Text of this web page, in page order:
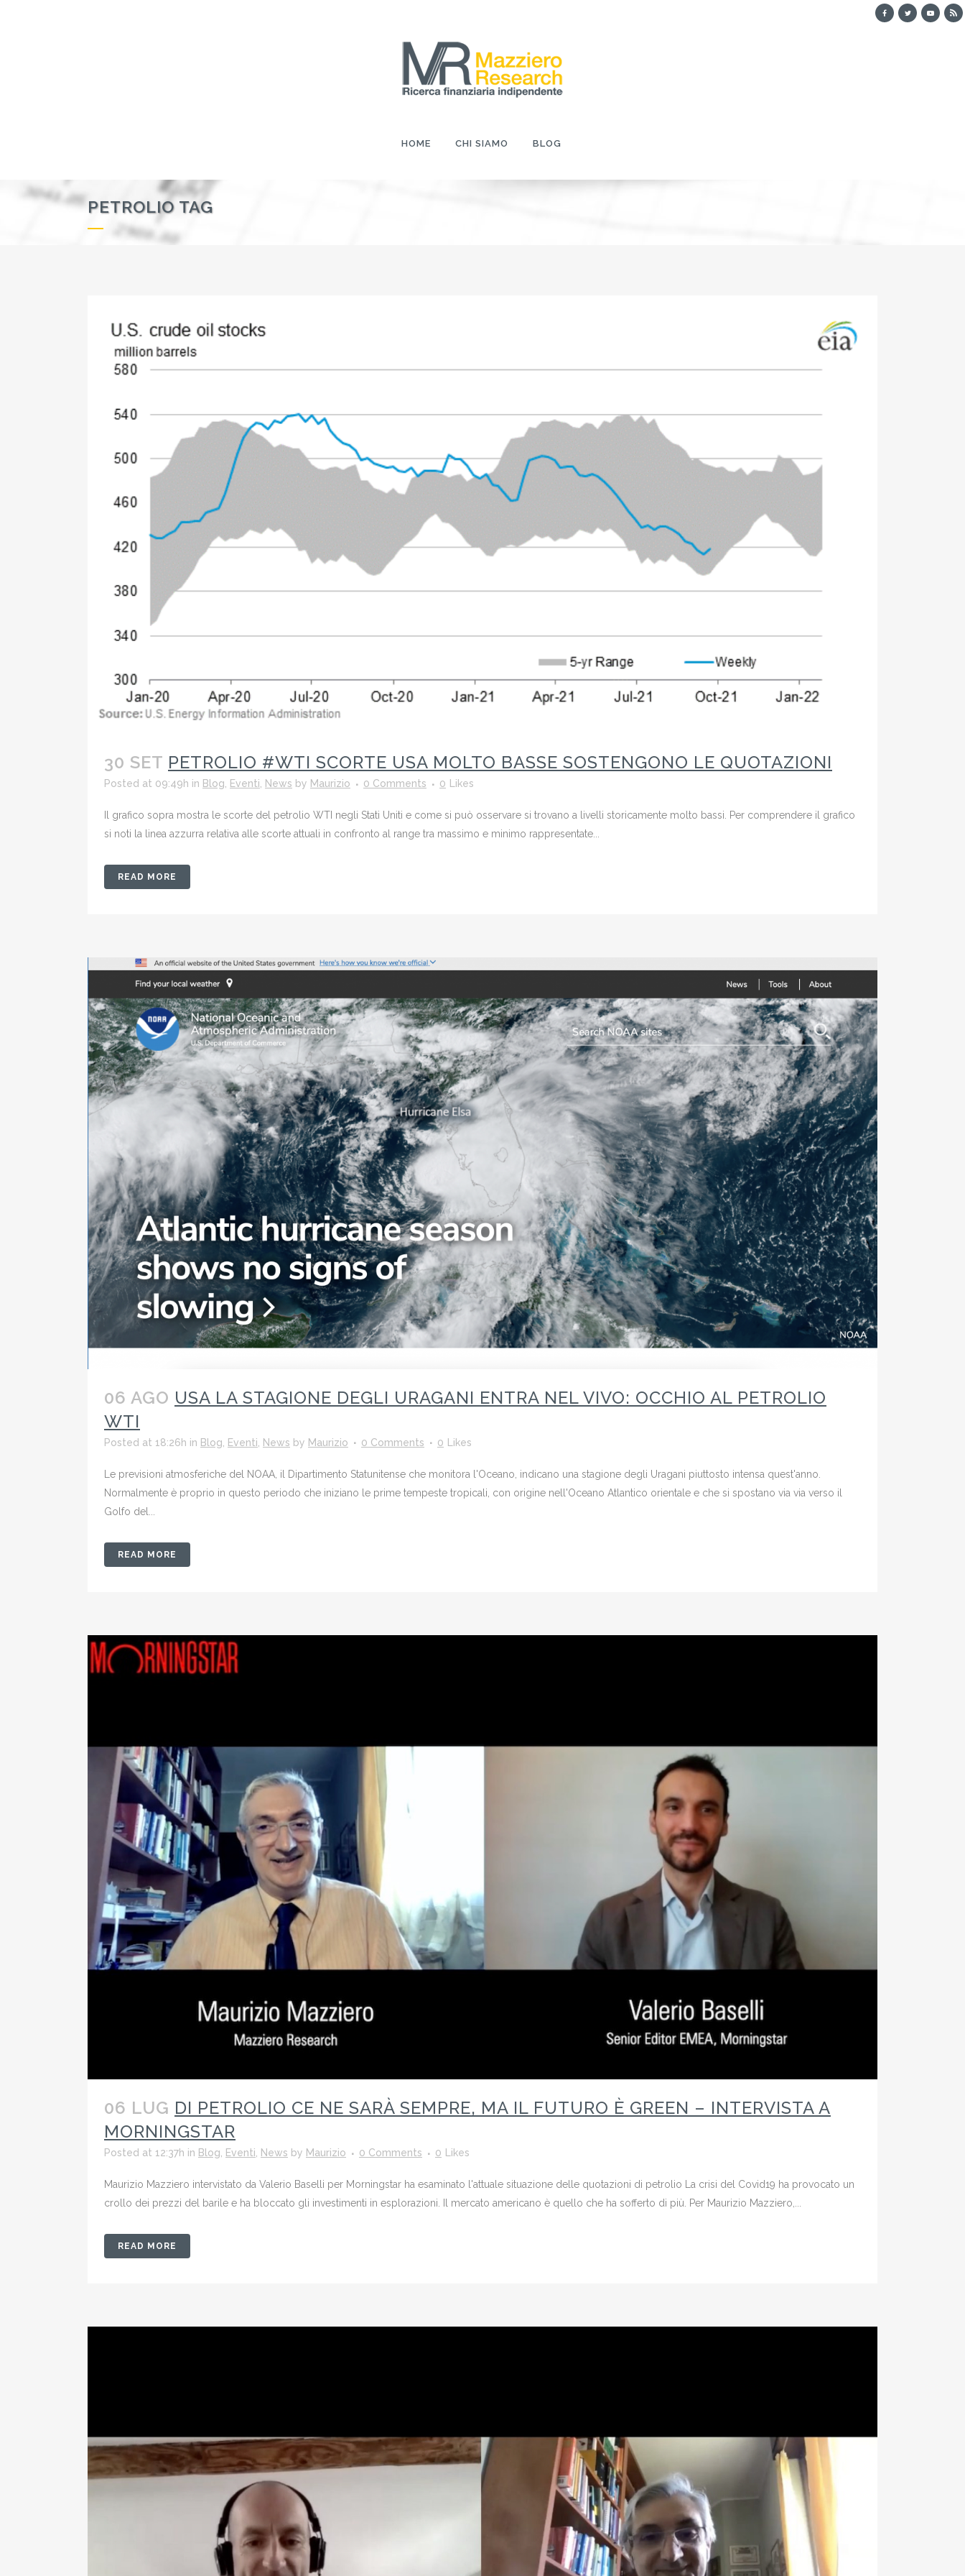
HOME CHI SIAMO BLOG
PETROLIO TAG
30 SET PETROLIO #WTI SCORTE USA MOLTO BASSE SOSTENGONO LE QUOTAZIONI
Posted at 09:49h in Blog, Eventi, News by Maurizio 0 Comments 0 Likes
Il grafico sopra mostra le scorte del petrolio WTI negli Stati Uniti e come si può osservare si trovano a livelli storicamente molto bassi. Per comprendere il grafico
si noti la linea azzurra relativa alle scorte attuali in confronto al range tra massimo e minimo rappresentate...
READ MORE
06 AGO USA LA STAGIONE DEGLI URAGANI ENTRA NEL VIVO: OCCHIO AL PETROLIO
WTI
Posted at 18:26h in Blog Eventi News by Maurizio 0 Comments 0 Likes
Le previsioni atmosferiche del NOAA, il Dipartimento Statunitense che monitora l'Oceano, indicano una stagione degli Uragani piuttosto intensa quest'anno.
Normalmente è proprio in questo periodo che iniziano le prime tempeste tropicali, con origine nell'Oceano Atlantico orientale e che si spostano via via verso il
Golfo del...
READ MORE
06 LUG DI PETROLIO CE NE SARÀ SEMPRE, MA IL FUTURO È GREEN – INTERVISTA A
MORNINGSTAR
Posted at 12:37h in Blog Eventi News by Maurizio 0 Comments 0 Likes
Maurizio Mazziero intervistato da Valerio Baselli per Morningstar ha esaminato l'attuale situazione delle quotazioni di petrolio La crisi del Covid19 ha provocato un
crollo dei prezzi del barile e ha bloccato gli investimenti in esplorazioni. Il mercato americano è quello che ha sofferto di più. Per Maurizio Mazziero,...
READ MORE